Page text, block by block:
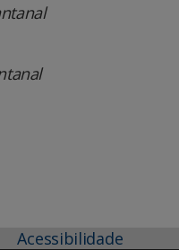
Acessibilidade